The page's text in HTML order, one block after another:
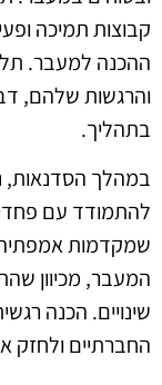
קבוצות תמיכה
ההכנה למעבר.
והרגשות שלהם,
בתהליך.
במהלך הסדנאות,
להתמודד עם
שמקדמות אמפתיה
המעבר, מכיוון
שינויים. הכנה
החברתיים ולחזק